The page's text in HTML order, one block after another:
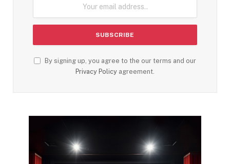
By signing up, you agree to the our terms and our
Privacy Policy agreement.